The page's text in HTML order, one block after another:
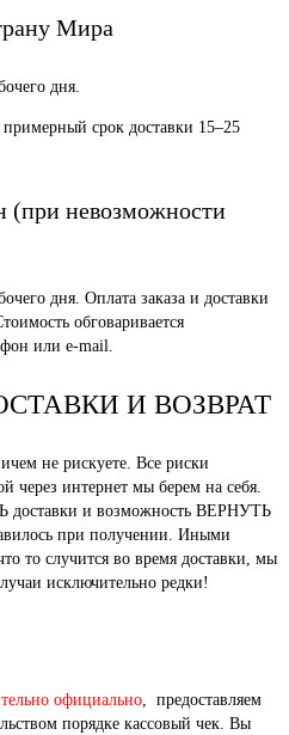
Мира
дня.
срок доставки 15–25
(при невозможности
дня. Оплата заказа и доставки
обговаривается
или e-mail.
И ВОЗВРАТ
не рискуете. Все риски
через интернет мы берем на себя.
и возможность ВЕРНУТЬ
при получении. Иными
то случится во время доставки, мы
исключительно редки!
официально, предоставляем
порядке кассовый чек. Вы